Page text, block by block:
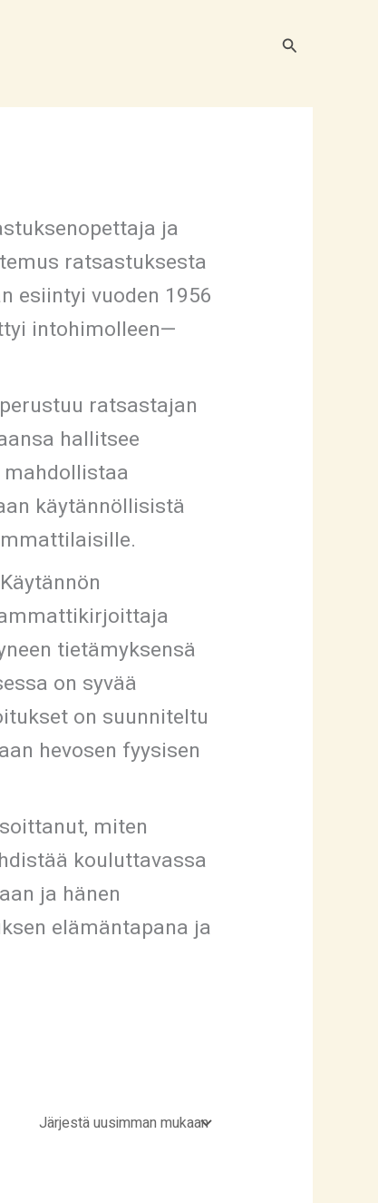
Hae
ja
ratsastuksesta
esiintyi vuoden 1956
intohimolleen—
ratsastajan
hallitsee
käytännöllisistä
tietämyksensä
on syvää
on suunniteltu
hevosen fyysisen
miten
kouluttavassa
ja hänen
elämäntapana ja